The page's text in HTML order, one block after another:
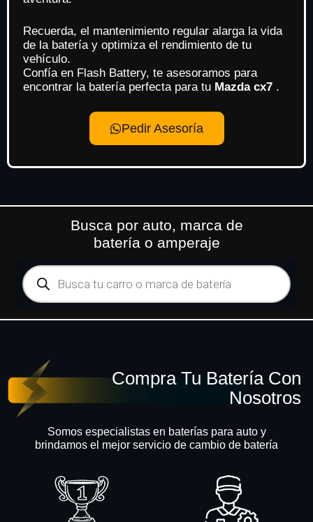
Recuerda, el mantenimiento regular alarga la vida
de la batería y optimiza el rendimiento de tu
vehículo.
Confía en Flash Battery, te asesoramos para
encontrar la batería perfecta para tu Mazda cx7 .
Pedir Asesoría
Busca por auto, marca de
batería o amperaje
Compra Tu Batería Con
Nosotros
Somos especialistas en baterías para auto y
brindamos el mejor servicio de cambio de batería